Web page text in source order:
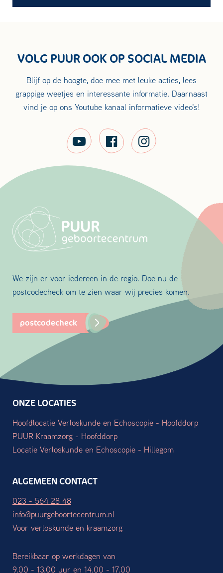
VOLG PUUR OOK OP SOCIAL MEDIA
Blijf op de hoogte, doe mee met leuke acties, lees
grappige weetjes en interessante informatie. Daarnaast
vind je op ons Youtube kanaal informatieve video's!
We zijn er voor iedereen in de regio. Doe nu de
postcodecheck om te zien waar wij precies komen.
postcodecheck
ONZE LOCATIES
Hoofdlocatie Verloskunde en Echoscopie - Hoofddorp
PUUR Kraamzorg - Hoofddorp
Locatie Verloskunde en Echoscopie - Hillegom
ALGEMEEN CONTACT
023 - 564 28 48
info@puurgeboortecentrum.nl
Voor verloskunde en kraamzorg
Bereikbaar op werkdagen van
9.00 - 13.00 uur en 14.00 - 17.00